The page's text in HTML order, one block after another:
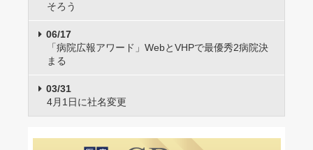
そろう
06/17
「病院広報アワード」WebとVHPで最優秀2病院決
まる
03/31
4月1日に社名変更